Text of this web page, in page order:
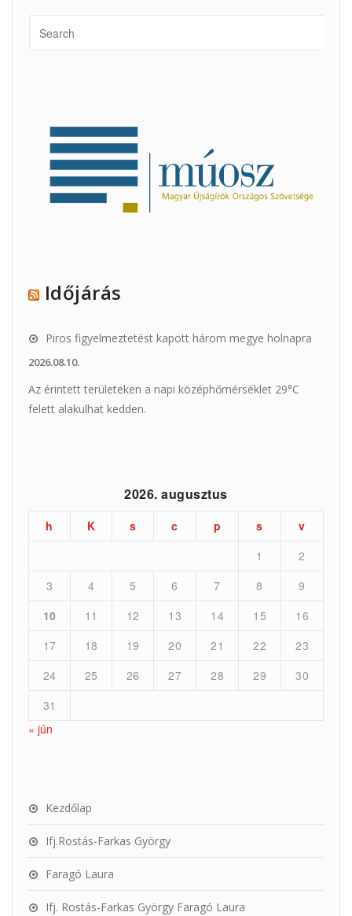
Időjárás
Piros figyelmeztetést kapott három megye holnapra
2026.08.10.
Az érintett területeken a napi középhőmérséklet 29°C
felett alakulhat kedden.
2026. augusztus
h K s c p s
v
1
2
3
4 5 6 7 8
9
10
11 12 13 14 15
16
17
18 19 20 21 22
23
24
25 26 27 28 29
30
31
« jún
Kezdőlap
Ifj.Rostás-Farkas György
Faragó Laura
Ifj. Rostás-Farkas György Faragó Laura